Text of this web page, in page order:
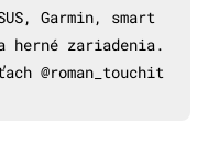
Garmin, smart
herné zariadenia.
@roman_touchit